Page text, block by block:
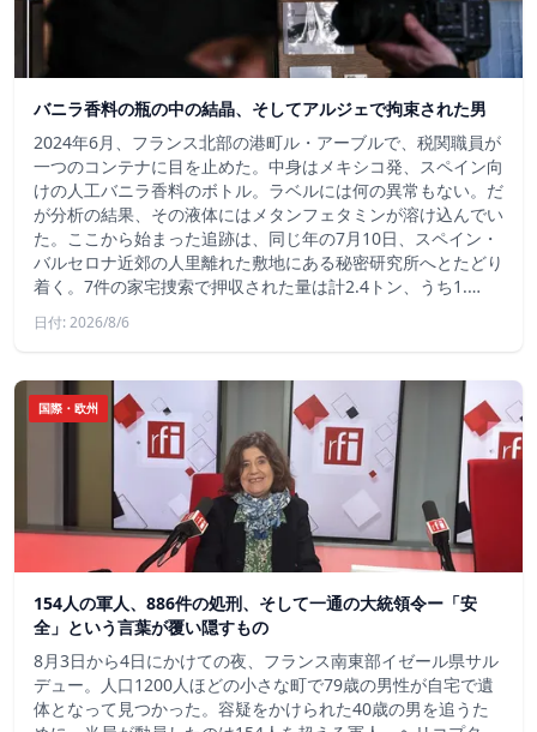
バニラ香料の瓶の中の結晶、そしてアルジェで拘束された男
2024年6月、フランス北部の港町ル・アーブルで、税関職員が
一つのコンテナに目を止めた。中身はメキシコ発、スペイン向
けの人工バニラ香料のボトル。ラベルには何の異常もない。だ
が分析の結果、その液体にはメタンフェタミンが溶け込んでい
た。ここから始まった追跡は、同じ年の7月10日、スペイン・
バルセロナ近郊の人里離れた敷地にある秘密研究所へとたどり
着く。7件の家宅捜索で押収された量は計2.4トン、うち1.…
日付: 2026/8/6
国際・欧州
154人の軍人、886件の処刑、そして一通の大統領令ー「安
全」という言葉が覆い隠すもの
8月3日から4日にかけての夜、フランス南東部イゼール県サル
デュー。人口1200人ほどの小さな町で79歳の男性が自宅で遺
体となって見つかった。容疑をかけられた40歳の男を追うた